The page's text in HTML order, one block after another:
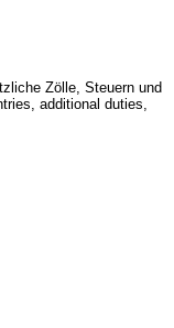
Zölle, Steuern und
additional duties,